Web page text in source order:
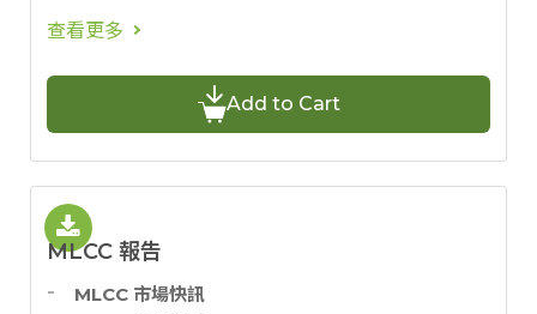
查看更多
Add to Cart
MLCC 報告
MLCC 市場快訊